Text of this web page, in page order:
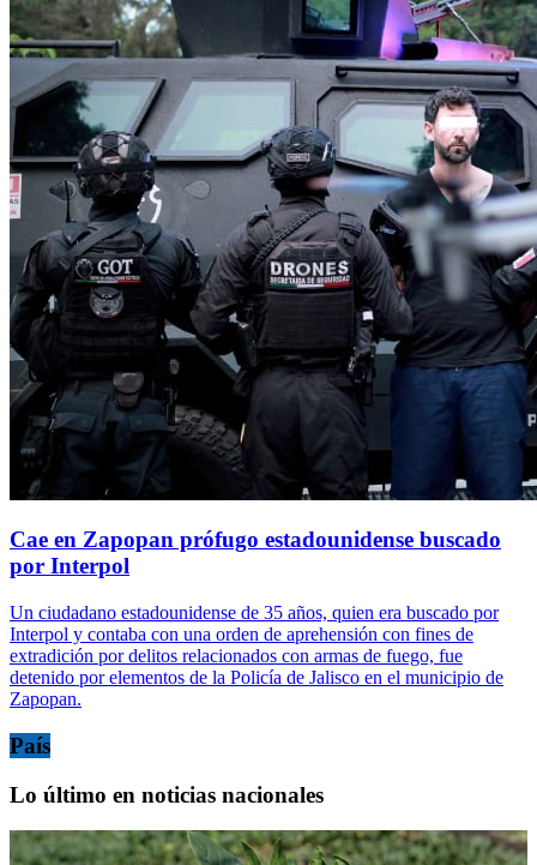
Cae en Zapopan prófugo estadounidense buscado
por Interpol
Un ciudadano estadounidense de 35 años, quien era buscado por
Interpol y contaba con una orden de aprehensión con fines de
extradición por delitos relacionados con armas de fuego, fue
detenido por elementos de la Policía de Jalisco en el municipio de
Zapopan.
País
Lo último en noticias nacionales